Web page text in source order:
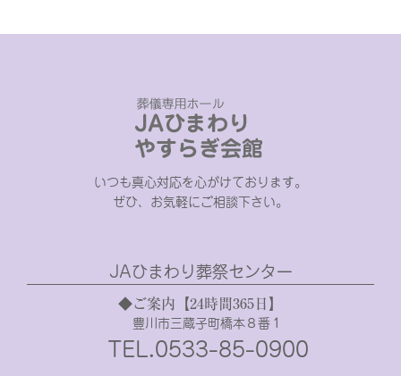
いつも真心対応を心がけております。
ぜひ、お気軽にご相談下さい。
JAひまわり葬祭センター
◆ご案内【24時間365日】
豊川市三蔵子町橋本８番１
TEL.0533-85-0900